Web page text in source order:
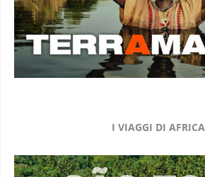
I VIAGGI DI AFRICA